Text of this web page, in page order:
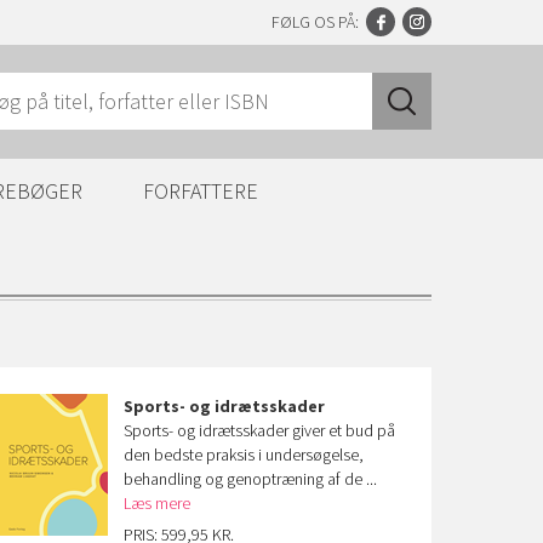
FØLG OS PÅ:
FORFATTERE
Sports- og idrætsskader
Sports- og idrætsskader giver et bud på
den bedste praksis i undersøgelse,
behandling og genoptræning af de ...
Læs mere
PRIS: 599,95 KR.